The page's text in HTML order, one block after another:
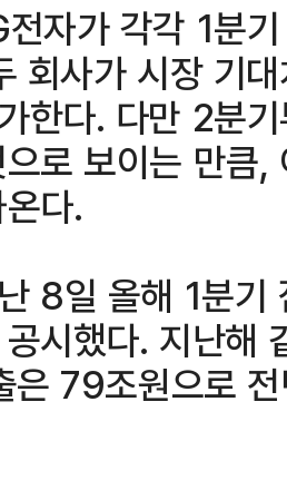
자가 각각 1분
회사가 시장 기
한다. 다만 2분
로 보이는 만큼
다.
8일 올해 1분
시했다. 지난
은 79조원으로